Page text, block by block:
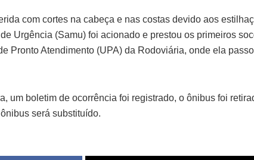
com cortes na cabeça e nas costas devido aos
Urgência (Samu) foi acionado e prestou os primeiros
Pronto Atendimento (UPA) da Rodoviária, onde ela
um boletim de ocorrência foi registrado, o ônibus foi
será substituído.